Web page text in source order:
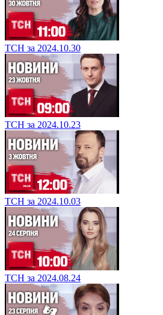
ТСН за 2024.10.30
ТСН за 2024.10.23
ТСН за 2024.10.03
ТСН за 2024.08.24